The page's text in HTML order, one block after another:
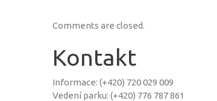
Comments are closed.
Kontakt
Informace: (+420) 720 029 009
Vedení parku: (+420) 776 787 861